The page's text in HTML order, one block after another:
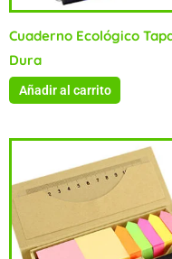
Cuaderno Ecológico
Dura
Añadir al carrito